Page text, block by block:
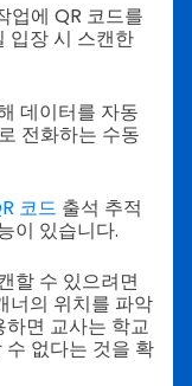
업에 QR 코드를
입장 시 스캔한
데이터를 자동
전화하는 수동
코드 출석 추적
이 있습니다.
할 수 있으려면
너의 위치를 파악
면 교사는 학교
없다는 것을 확